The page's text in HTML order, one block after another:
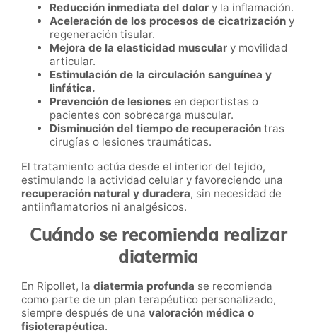
Reducción inmediata del dolor y la inflamación.
Aceleración de los procesos de cicatrización y
regeneración tisular.
Mejora de la elasticidad muscular y movilidad
articular.
Estimulación de la circulación sanguínea y
linfática.
Prevención de lesiones en deportistas o
pacientes con sobrecarga muscular.
Disminución del tiempo de recuperación tras
cirugías o lesiones traumáticas.
El tratamiento actúa desde el interior del tejido,
estimulando la actividad celular y favoreciendo una
recuperación natural y duradera, sin necesidad de
antiinflamatorios ni analgésicos.
Cuándo se recomienda realizar
diatermia
En Ripollet, la diatermia profunda se recomienda
como parte de un plan terapéutico personalizado,
siempre después de una valoración médica o
fisioterapéutica.